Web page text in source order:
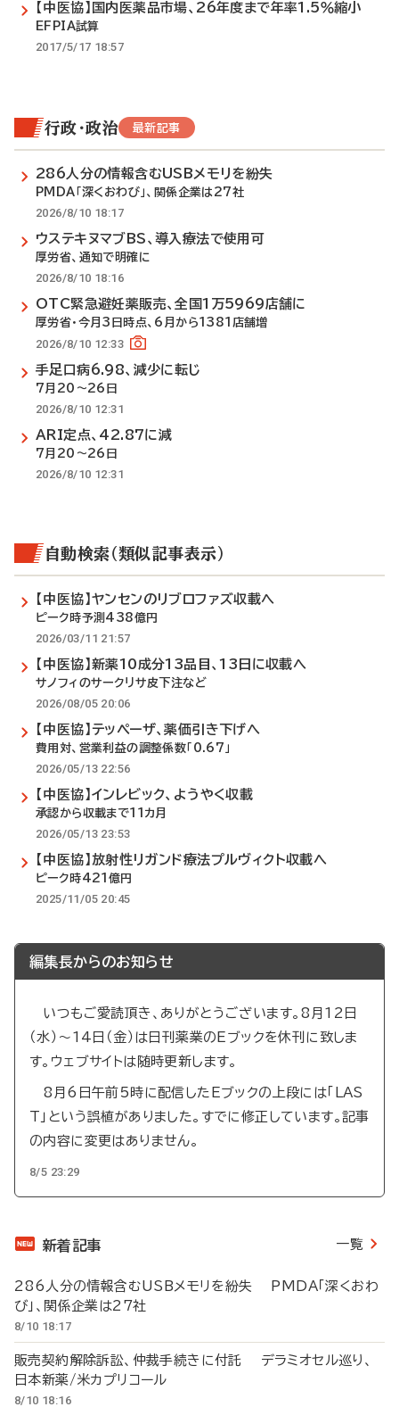
【中医協】国内医薬品市場、26年度まで年率1.5％縮小
EFPIA試算
2017/5/17 18:57
行政・政治 最新記事
286人分の情報含むUSBメモリを紛失
PMDA「深くおわび」、関係企業は27社
2026/8/10 18:17
ウステキヌマブBS、導入療法で使用可
厚労省、通知で明確に
2026/8/10 18:16
OTC緊急避妊薬販売、全国1万5969店舗に
厚労省・今月3日時点、6月から1381店舗増
2026/8/10 12:33
手足口病6.98、減少に転じ
7月20～26日
2026/8/10 12:31
ARI定点、42.87に減
7月20～26日
2026/8/10 12:31
自動検索（類似記事表示）
【中医協】ヤンセンのリブロファズ収載へ
ピーク時予測438億円
2026/03/11 21:57
【中医協】新薬10成分13品目、13日に収載へ
サノフィのサークリサ皮下注など
2026/08/05 20:06
【中医協】テッペーザ、薬価引き下げへ
費用対、営業利益の調整係数「0.67」
2026/05/13 22:56
【中医協】インレビック、ようやく収載
承認から収載まで11カ月
2026/05/13 23:53
【中医協】放射性リガンド療法プルヴィクト収載へ
ピーク時421億円
2025/11/05 20:45
編集長からのお知らせ
いつもご愛読頂き、ありがとうございます。8月12日
（水）～14日（金）は日刊薬業のEブックを休刊に致しま
す。ウェブサイトは随時更新します。
8月6日午前5時に配信したEブックの上段には「LAS
T」という誤植がありました。すでに修正しています。記事
の内容に変更はありません。
8/5 23:29
新着記事 一覧
286人分の情報含むUSBメモリを紛失 PMDA「深くおわ
び」、関係企業は27社
8/10 18:17
販売契約解除訴訟、仲裁手続きに付託 デラミオセル巡り、
日本新薬/米カプリコール
8/10 18:16